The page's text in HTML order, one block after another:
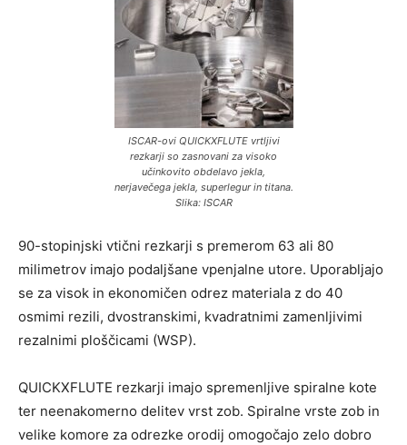
ISCAR-ovi QUICKXFLUTE vrtljivi
rezkarji so zasnovani za visoko
učinkovito obdelavo jekla,
nerjavečega jekla, superlegur in titana.
Slika: ISCAR
90-stopinjski vtični rezkarji s premerom 63 ali 80
milimetrov imajo podaljšane vpenjalne utore. Uporabljajo
se za visok in ekonomičen odrez materiala z do 40
osmimi rezili, dvostranskimi, kvadratnimi zamenljivimi
rezalnimi ploščicami (WSP).
QUICKXFLUTE rezkarji imajo spremenljive spiralne kote
ter neenakomerno delitev vrst zob. Spiralne vrste zob in
velike komore za odrezke orodij omogočajo zelo dobro